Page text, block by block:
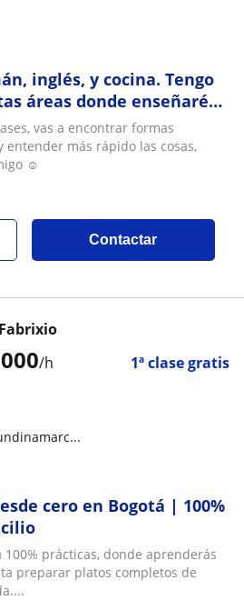
inglés, y cocina. Tengo
áreas donde enseñaré
adultos☺️
vas a encontrar formas
más rápido las cosas,
☺️
Contactar
/h 1ª clase gratis
cero en Bogotá | 100%
100% prácticas, donde aprenderás
preparar platos completos de